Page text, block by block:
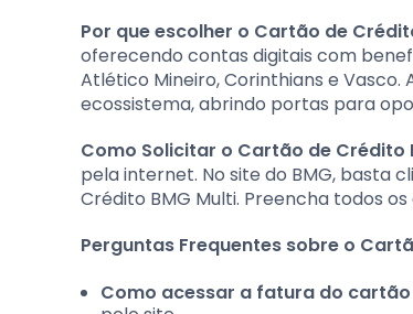
Por que escolher o Cartão de
oferecendo contas digitais com
Atlético Mineiro, Corinthians e
ecossistema, abrindo portas para
Como Solicitar o Cartão de Crédito
pela internet. No site do BMG, basta
Crédito BMG Multi. Preencha todos
Perguntas Frequentes sobre o
Como acessar a fatura do